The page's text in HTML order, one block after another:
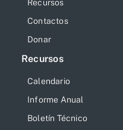
Recursos
Contactos
Donar
Recursos
Calendario
Informe Anual
Boletín Técnico